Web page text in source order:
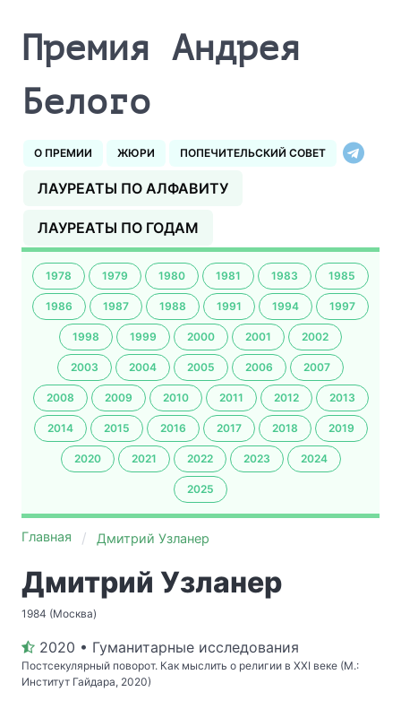
Премия Андрея
Белого
О ПРЕМИИ ЖЮРИ ПОПЕЧИТЕЛЬСКИЙ СОВЕТ
ЛАУРЕАТЫ ПО АЛФАВИТУ
ЛАУРЕАТЫ ПО ГОДАМ
1978 1979 1980 1981 1983 1985
1986 1987 1988 1991 1994 1997
1998 1999 2000 2001 2002
2003 2004 2005 2006 2007
2008 2009 2010 2011 2012 2013
2014 2015 2016 2017 2018 2019
2020 2021 2022 2023 2024
2025
Главная Дмитрий Узланер
Дмитрий Узланер
1984 (Москва)
2020 • Гуманитарные исследования
Постсекулярный поворот. Как мыслить о религии в XXI веке (М.:
Институт Гайдара, 2020)